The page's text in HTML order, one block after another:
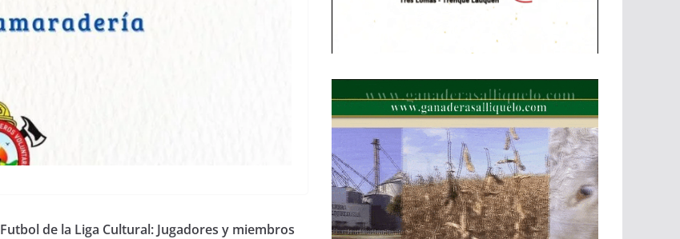
Futbol de la Liga Cultural: Jugadores y miembros